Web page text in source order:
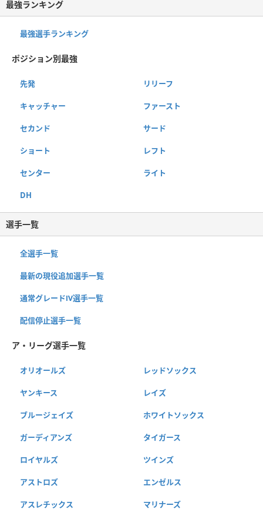
最強ランキング
最強選手ランキング
ポジション別最強
先発 リリーフ
キャッチャー ファースト
セカンド サード
ショート レフト
センター ライト
DH
選手一覧
全選手一覧
最新の現役追加選手一覧
通常グレードⅣ選手一覧
配信停止選手一覧
ア・リーグ選手一覧
オリオールズ レッドソックス
ヤンキース レイズ
ブルージェイズ ホワイトソックス
ガーディアンズ タイガース
ロイヤルズ ツインズ
アストロズ エンゼルス
アスレチックス マリナーズ